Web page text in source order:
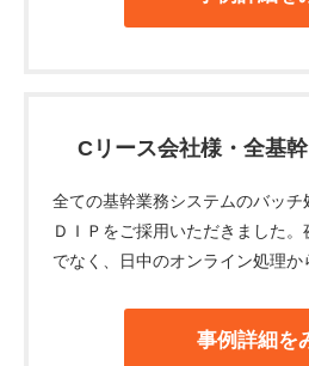
Cリース会社様・全基
全ての基幹業務システムのバッチ
ＤＩＰをご採用いただきました
でなく、日中のオンライン処理か
事例詳細を